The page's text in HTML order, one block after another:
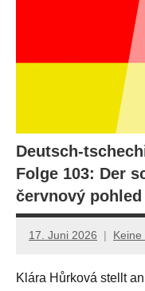
Deutsch-
Folge 103: Der
červnový pohled
17. Juni 2026
Jan-
Hornauer
Keine
Klára Hůrková stellt